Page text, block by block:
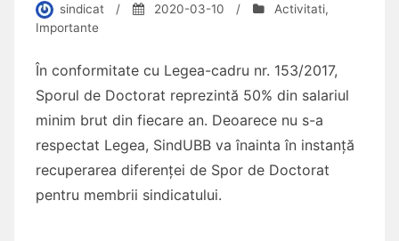
sindicat / 2020-03-10 / Activitati,
Importante
În conformitate cu Legea-cadru nr. 153/2017,
Sporul de Doctorat reprezintă 50% din salariul
minim brut din fiecare an. Deoarece nu s-a
respectat Legea, SindUBB va înainta în instanță
recuperarea diferenței de Spor de Doctorat
pentru membrii sindicatului.